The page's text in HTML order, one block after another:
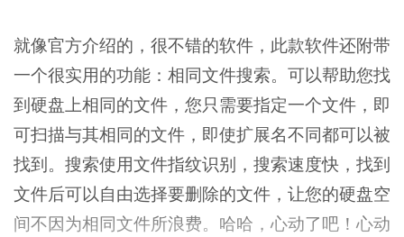
就像官方介绍的，很不错的软件，此款软件还附带
一个很实用的功能：相同文件搜索。可以帮助您找
到硬盘上相同的文件，您只需要指定一个文件，即
可扫描与其相同的文件，即使扩展名不同都可以被
找到。搜索使用文件指纹识别，搜索速度快，找到
文件后可以自由选择要删除的文件，让您的硬盘空
间不因为相同文件所浪费。哈哈，心动了吧！心动